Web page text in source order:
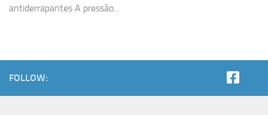
antiderrapantes A pressão...
FOLLOW: